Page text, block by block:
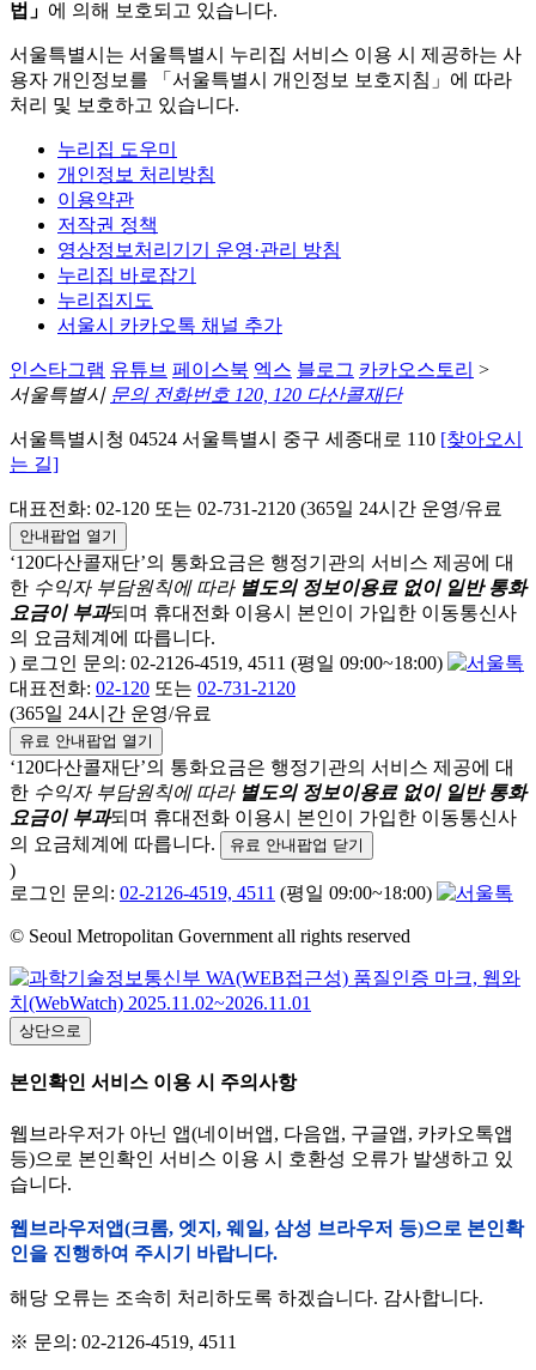
법」 에 의해 보호되고 있습니다.
서울특별시는 서울특별시 누리집 서비스 이용 시 제공하는 사
용자 개인정보를 「서울특별시 개인정보 보호지침」에 따라
처리 및 보호하고 있습니다.
누리집 도우미
개인정보 처리방침
이용약관
저작권 정책
영상정보처리기기 운영·관리 방침
누리집 바로잡기
누리집지도
서울시 카카오톡 채널 추가
인스타그램 유튜브 페이스북 엑스 블로그 카카오스토리 >
서울특별시 문의 전화번호 120, 120 다산콜재단
서울특별시청 04524 서울특별시 중구 세종대로 110 [찾아오시
는 길]
대표전화: 02-120 또는 02-731-2120 (365일 24시간 운영/유료
안내팝업 열기
‘120다산콜재단’의 통화요금은 행정기관의 서비스 제공에 대
한 수익자 부담원칙에 따라 별도의 정보이용료 없이 일반 통화
요금이 부과되며 휴대전화 이용시 본인이 가입한 이동통신사
의 요금체계에 따릅니다.
) 로그인 문의: 02-2126-4519, 4511 (평일 09:00~18:00)
대표전화: 02-120 또는 02-731-2120
(365일 24시간 운영/유료
유료 안내팝업 열기
‘120다산콜재단’의 통화요금은 행정기관의 서비스 제공에 대
한 수익자 부담원칙에 따라 별도의 정보이용료 없이 일반 통화
요금이 부과되며 휴대전화 이용시 본인이 가입한 이동통신사
의 요금체계에 따릅니다.
유료 안내팝업 닫기
)
로그인 문의: 02-2126-4519, 4511 (평일 09:00~18:00)
© Seoul Metropolitan Government all rights reserved
상단으로
본인확인 서비스 이용 시 주의사항
웹브라우저가 아닌 앱(네이버앱, 다음앱, 구글앱, 카카오톡앱
등)으로 본인확인 서비스 이용 시 호환성 오류가 발생하고 있
습니다.
웹브라우저앱(크롬, 엣지, 웨일, 삼성 브라우저 등)으로 본인확
인을 진행하여 주시기 바랍니다.
해당 오류는 조속히 처리하도록 하겠습니다. 감사합니다.
※ 문의: 02-2126-4519, 4511